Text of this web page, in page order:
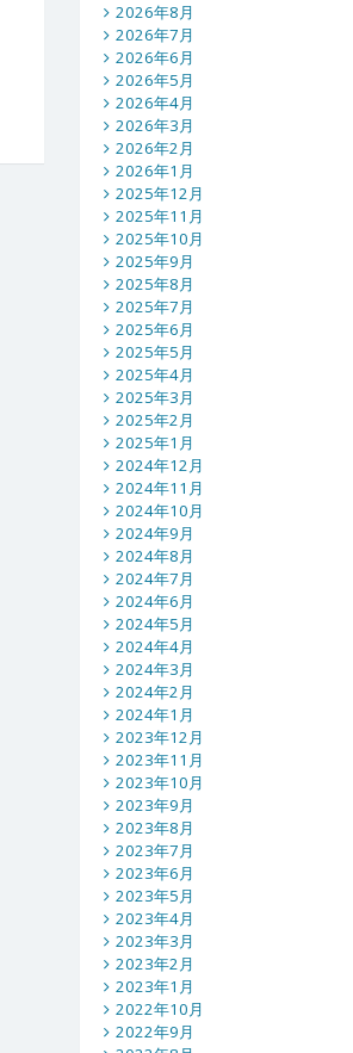
2026年8月
2026年7月
2026年6月
2026年5月
2026年4月
2026年3月
2026年2月
2026年1月
2025年12月
2025年11月
2025年10月
2025年9月
2025年8月
2025年7月
2025年6月
2025年5月
2025年4月
2025年3月
2025年2月
2025年1月
2024年12月
2024年11月
2024年10月
2024年9月
2024年8月
2024年7月
2024年6月
2024年5月
2024年4月
2024年3月
2024年2月
2024年1月
2023年12月
2023年11月
2023年10月
2023年9月
2023年8月
2023年7月
2023年6月
2023年5月
2023年4月
2023年3月
2023年2月
2023年1月
2022年10月
2022年9月